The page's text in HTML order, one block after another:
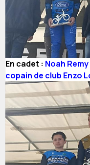
En cadet : Noah
copain de club Enzo